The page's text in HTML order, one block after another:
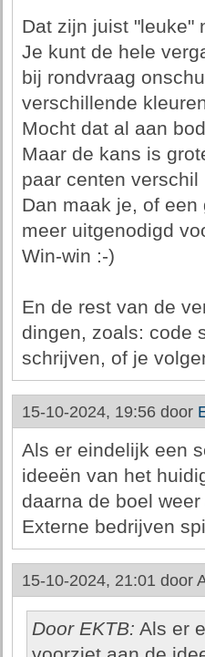
Dat zijn juist "leuke"
Je kunt de hele
bij rondvraag
verschillende
Mocht dat al aan
Maar de kans is
paar centen
Dan maak je, of
meer uitgenodigd
Win-win :-)
En de rest van de
dingen, zoals: code
schrijven, of je
15-10-2024, 19:56 door
Als er eindelijk een
ideeën van het
daarna de boel
Externe bedrijven
15-10-2024, 21:01 door
Door EKTB: Als er